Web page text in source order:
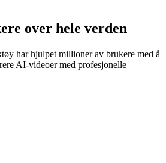
over hele verden
har hjulpet millioner av brukere med å
AI-videoer med profesjonelle